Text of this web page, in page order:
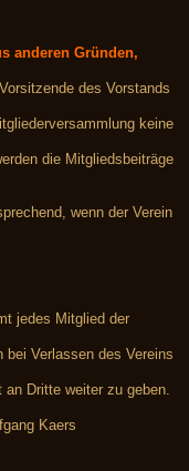
anderen Gründen,
des Vorstands
keine
die Mitgliedsbeiträge
wenn der Verein
jedes Mitglied der
bei Verlassen des Vereins
Dritte weiter zu geben.
Kaers